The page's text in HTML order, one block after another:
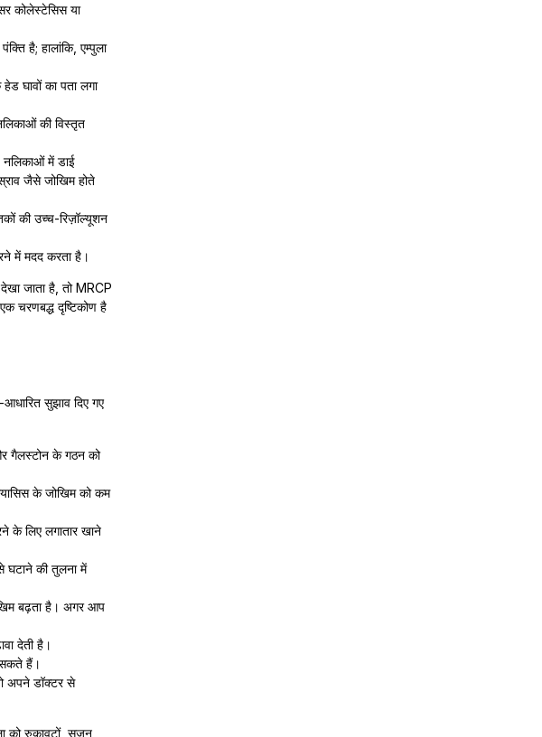
कोलेस्टेसिस या
है; हालांकि, एम्पुला
घावों का पता लगा
की विस्तृत
नलिकाओं में डाई
जैसे जोखिम होते
की उच्च-रिज़ॉल्यूशन
में मदद करता है।
जाता है, तो MRCP
चरणबद्ध दृष्टिकोण है
सुझाव दिए गए
गैलस्टोन के गठन को
के जोखिम को कम
के लिए लगातार खाने
घटाने की तुलना में
बढ़ता है। अगर आप
देती है।
सकते हैं।
अपने डॉक्टर से
को रुकावटों, सूजन,